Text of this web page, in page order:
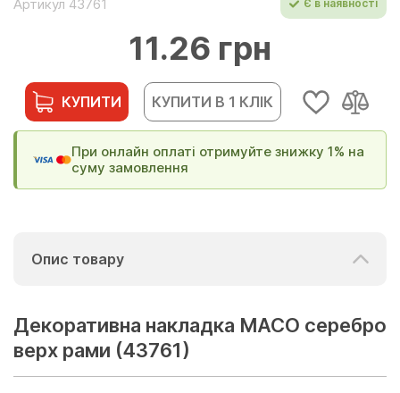
Артикул 43761 Є в наявності
11.26 грн
КУПИТИ КУПИТИ В 1 КЛІК
При онлайн оплаті отримуйте знижку 1% на
суму замовлення
Опис товару
Декоративна накладка MACO серебро
верх рами (43761)